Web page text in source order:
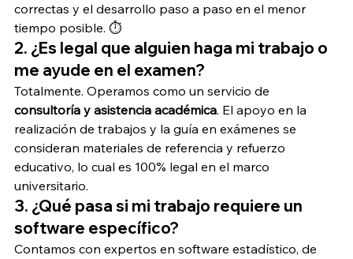
correctas y el desarrollo paso a paso en el menor
tiempo posible. ⏱️
2. ¿Es legal que alguien haga mi trabajo o
me ayude en el examen?
Totalmente. Operamos como un servicio de
consultoría y asistencia académica. El apoyo en la
realización de trabajos y la guía en exámenes se
consideran materiales de referencia y refuerzo
educativo, lo cual es 100% legal en el marco
universitario.
3. ¿Qué pasa si mi trabajo requiere un
software específico?
Contamos con expertos en software estadístico, de